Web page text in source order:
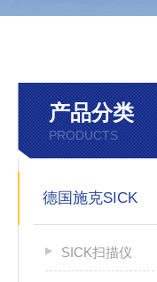
产品分类
PRODUCTS
德国施克SICK
SICK扫描仪